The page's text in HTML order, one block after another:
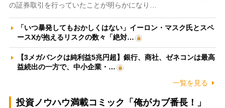
の証券取引を行っていたことが明らかになり…
「いつ暴発してもおかしくはない」イーロン・マスク氏とスペ
ースXが抱えるリスクの数々「絶対…
【3メガバンクは純利益5兆円超】銀行、商社、ゼネコンは最高
益続出の一方で、中小企業・…
一覧を見る
投資ノウハウ満載コミック「俺がカブ番長！」